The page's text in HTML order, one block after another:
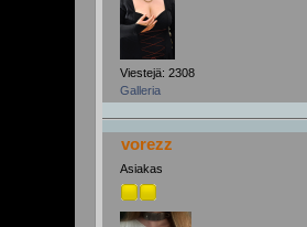
Viestejä: 2308
Galleria
vorezz
Asiakas